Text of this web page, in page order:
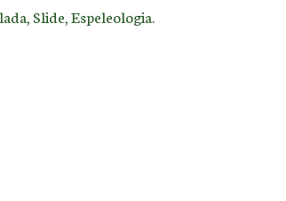
Slide, Espeleologia.